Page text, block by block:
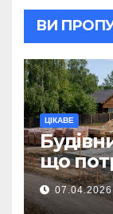
ВИ
ЦІКАВЕ
що